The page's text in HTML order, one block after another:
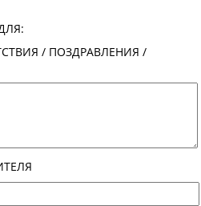
деятельности
996
У ПЕРСОН ИЗ МИРА
ВЕСЬ СПИСОК
ЦЫБИН
/ ПОЗДРАВЛЕНИЯ /